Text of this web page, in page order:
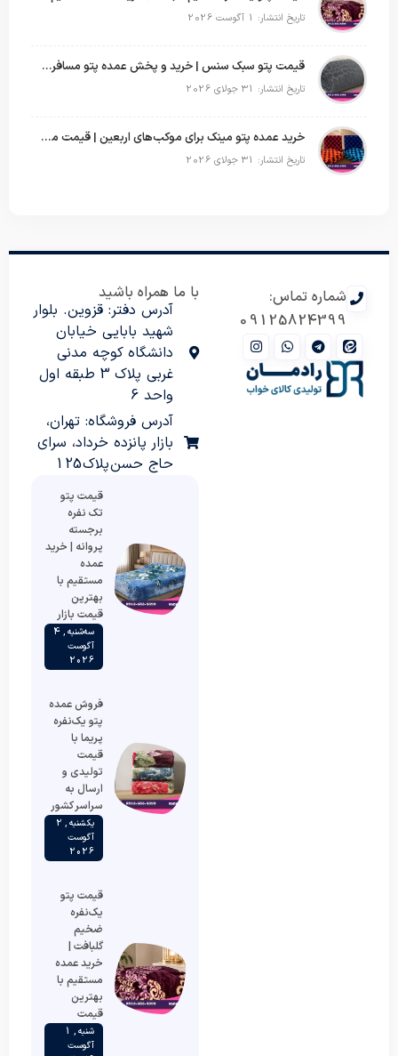
تاریخ انتشار: 1 آگوست 2026
قیمت پتو سبک سنس | خرید و پخش عمده پتو مسافرتی Sense
تاریخ انتشار: 31 جولای 2026
خرید عمده پتو مینک برای موکب‌های اربعین | قیمت مناسب و ارسال سریع
تاریخ انتشار: 31 جولای 2026
شماره تماس:
09125824399
با ما همراه باشید
آدرس دفتر: قزوین. بلوار
شهید بابایی خیابان
دانشگاه کوچه مدنی
غربی پلاک 3 طبقه اول
واحد 6
آدرس فروشگاه: تهران،
بازار پانزده خرداد، سرای
حاج حسن پلاک 125
قیمت پتو
تک نفره
برجسته
پروانه | خرید
عمده
مستقیم با
بهترین
قیمت بازار
سه‌شنبه , 4
آگوست
2026
فروش عمده
پتو یک‌نفره
پریما با
قیمت
تولیدی و
ارسال به
سراسر کشور
یکشنبه , 2
آگوست
2026
قیمت پتو
یک‌نفره
ضخیم
گلبافت |
خرید عمده
مستقیم با
بهترین
قیمت
شنبه , 1
آگوست